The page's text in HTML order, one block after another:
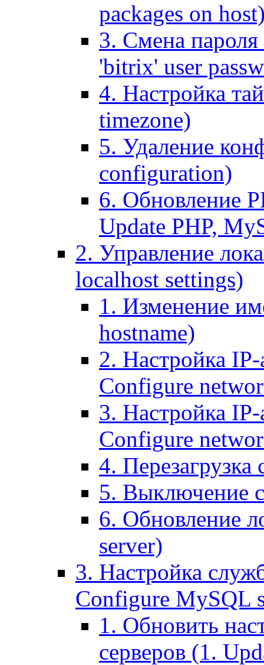
packages on
3. Смена пароля
'bitrix' user
4. Настройка
timezone)
5. Удаление
configuration)
6. Обновление
Update PHP,
2. Управление
localhost settings)
1. Изменение
hostname)
2. Настройка IP-
Configure
3. Настройка
Configure
4. Перезагрузка
5. Выключение
6. Обновление
server)
3. Настройка
Configure MySQL
1. Обновить
серверов (1.